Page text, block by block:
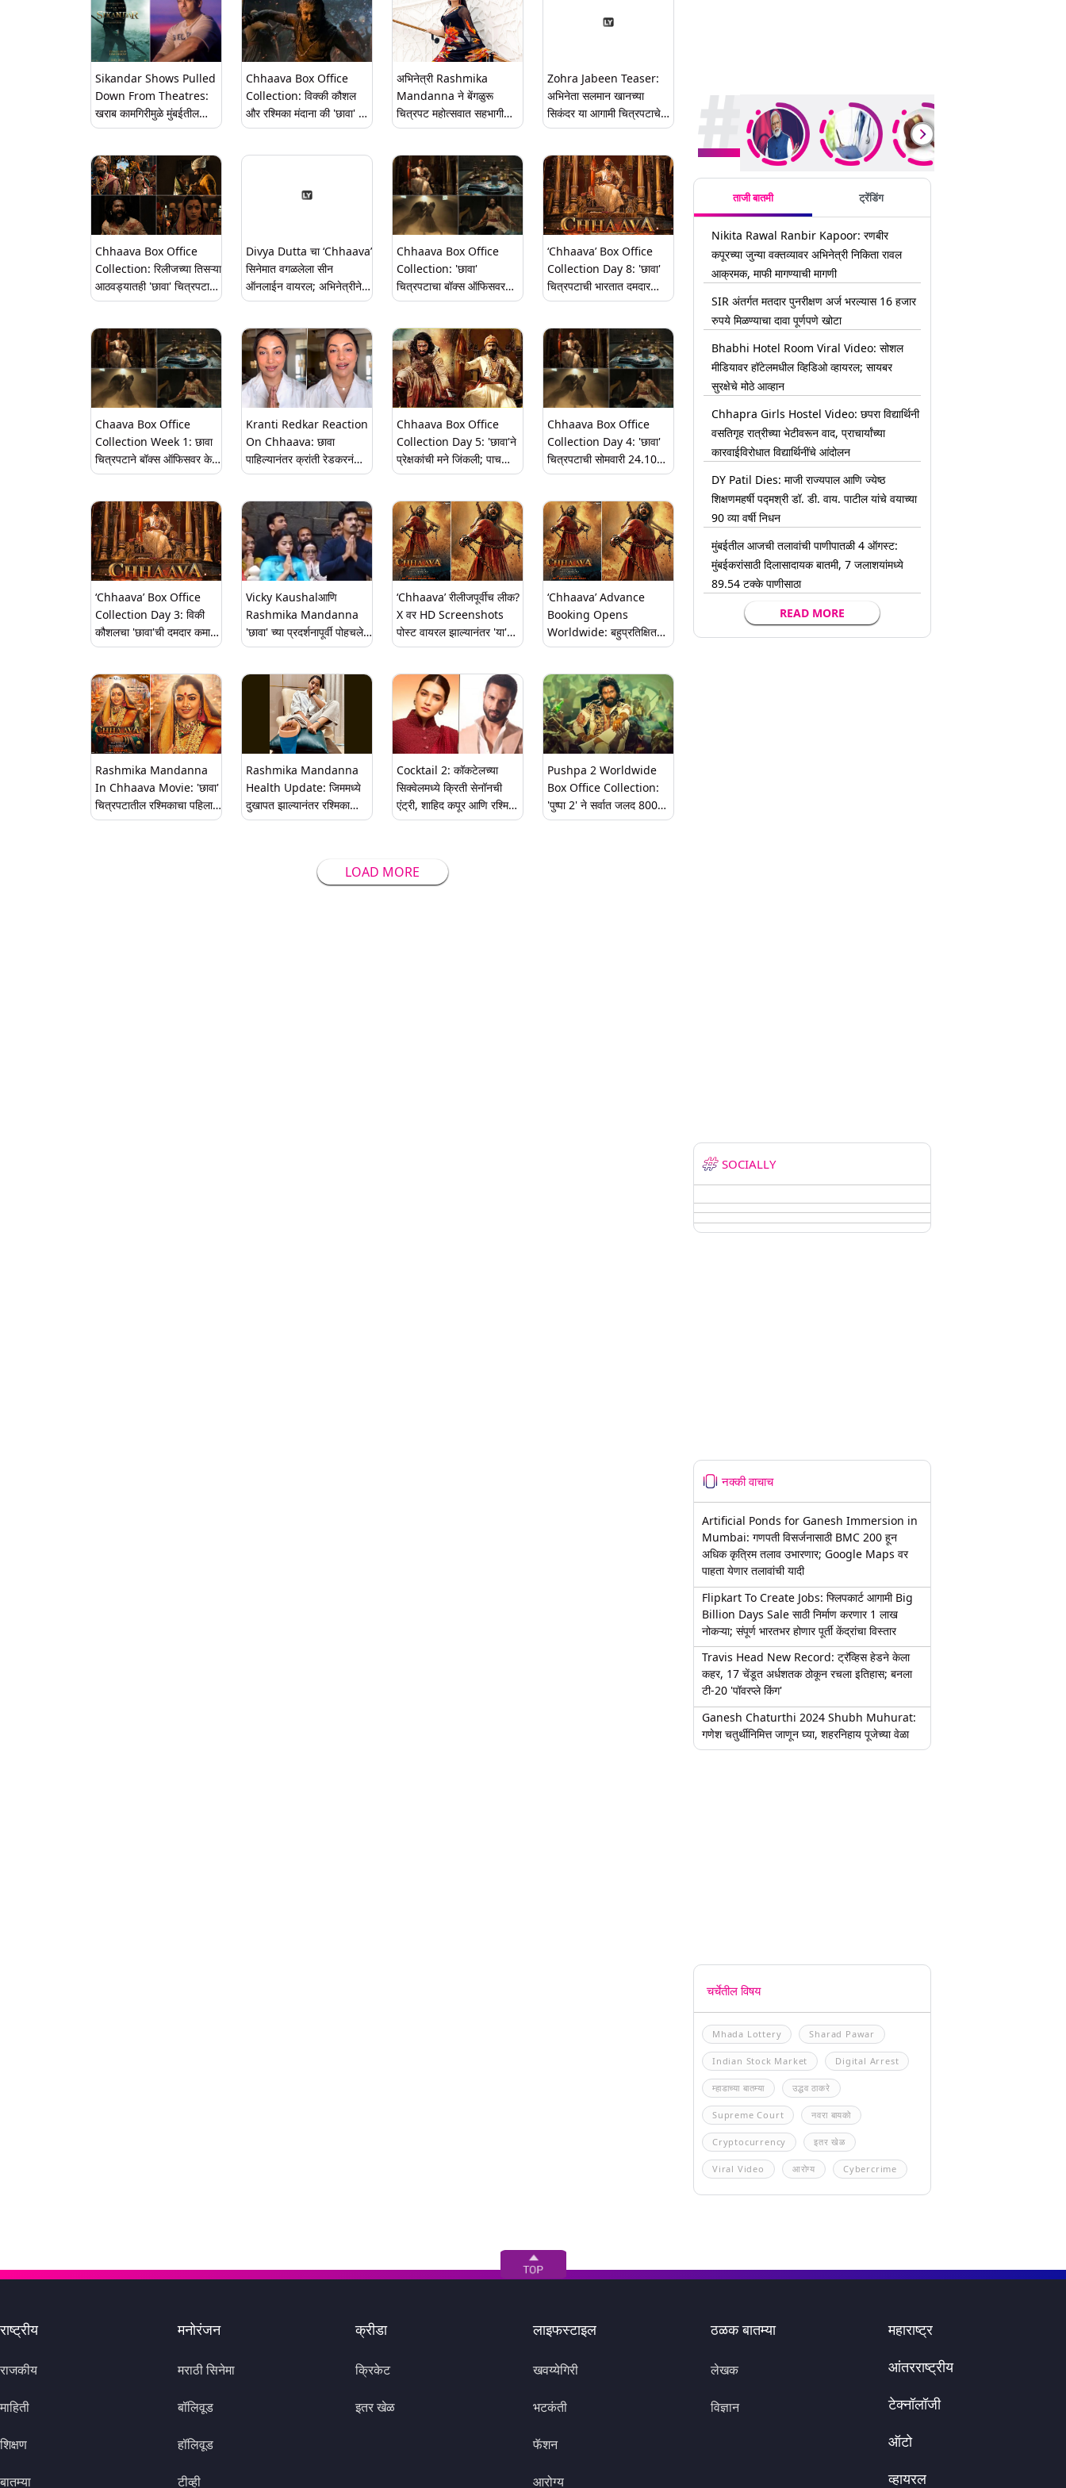
Sikandar Shows Pulled
Down From Theatres:
खराब कामगिरीमुळे मुंबईतील
अनेक थिएटरमधून काढून टाकला
चित्रपट; त्याजागी लावले
Empuraan व गुजराती
चित्रपट
Chhaava Box Office
Collection: विक्की कौशल
और रश्मिका मंदाना की 'छावा' ने
रचला इतिहास, ओलांडला 500
अभिनेत्री Rashmika
Mandanna ने बेंगळुरू
चित्रपट महोत्सवात सहभागी
होण्यास नकार दिल्याचा दावा;
Ganiga यांनी केली टीका
(Video)
Zohra Jabeen Teaser:
अभिनेता सलमान खानच्या
सिकंदर या आगामी चित्रपटाचे
गाणे आज होणार प्रदर्शित
Chhaava Box Office
Collection: रिलीजच्या तिसऱ्या
आठवड्यातही 'छावा' चित्रपटाला
प्रेक्षकांचा जोरदार प्रतिसाद;
Divya Dutta चा ‘Chhaava’
सिनेमात वगळलेला सीन
ऑनलाईन वायरल; अभिनेत्रीने
दिली 'अशी' प्रतिक्रिया
Chhaava Box Office
Collection: 'छावा'
चित्रपटाचा बॉक्स ऑफिसवर
दबदबा कायम, आत्तापर्यंत केली
‘Chhaava’ Box Office
Collection Day 8: 'छावा'
चित्रपटाची भारतात दमदार
कमाई; चित्रपट 250 कोटींच्या
Chaava Box Office
Collection Week 1: छावा
चित्रपटाने बॉक्स ऑफिसवर केली
शानदार कामगिरी, पहिल्याच
कोटींची कमाई
Kranti Redkar Reaction
On Chhaava: छावा
पाहिल्यानंतर क्रांती रेडकरनं
सांगितला अंगावर शहारे आणणारा
एक व्हिडीओ शेअर
Chhaava Box Office
Collection Day 5: 'छावा'ने
प्रेक्षकांची मने जिंकली; पाच
दिवसांत 171.28 कोटींची
Chhaava Box Office
Collection Day 4: 'छावा'
चित्रपटाची सोमवारी 24.10
कोटींची कमाई; आतापर्यंतची
‘Chhaava’ Box Office
Collection Day 3: विकी
कौशलचा 'छावा'ची दमदार कमाई,
भारतात 3 दिवसांत 110 कोटींचा
Vicky Kaushalआणि
Rashmika Mandanna
'छावा' च्या प्रदर्शनापूर्वी पोहचले
शिर्डीत साईबाबांच्या दर्शनाला
‘Chhaava’ रीलीजपूर्वीच लीक?
X वर HD Screenshots
पोस्ट वायरल झाल्यानंतर 'या'
चर्चांना उधाण
‘Chhaava’ Advance
Booking Opens
Worldwide: बहुप्रतिक्षित
‘छावा’ चित्रपटाच्या अ‍ॅडव्हान्स
फेब्रुवारी रोजी चित्रपटगृहात
होणार प्रदर्शित
Rashmika Mandanna
In Chhaava Movie: 'छावा'
चित्रपटातील रश्मिकाचा पहिला
लूक प्रदर्शित, महाराणी येसूबाईची
Rashmika Mandanna
Health Update: जिममध्ये
दुखापत झाल्यानंतर रश्मिका
मंदान्ना आता कशी आहे? सोशल
Cocktail 2: कॉकटेलच्या
सिक्वेलमध्ये क्रिती सेनॉनची
एंट्री, शाहिद कपूर आणि रश्मिका
मंदाना यांच्यासोबत झळकणार
Pushpa 2 Worldwide
Box Office Collection:
'पुष्पा 2' ने सर्वात जलद 800
कोटी रुपयांची कमाई केली, हा
LOAD MORE
ताजी बातमी ट्रेंडिंग
Nikita Rawal Ranbir Kapoor: रणबीर
कपूरच्या जुन्या वक्तव्यावर अभिनेत्री निकिता रावल
आक्रमक, माफी मागण्याची मागणी
SIR अंतर्गत मतदार पुनरीक्षण अर्ज भरल्यास 16 हजार
रुपये मिळण्याचा दावा पूर्णपणे खोटा
Bhabhi Hotel Room Viral Video: सोशल
मीडियावर हॉटेलमधील व्हिडिओ व्हायरल; सायबर
सुरक्षेचे मोठे आव्हान
Chhapra Girls Hostel Video: छपरा विद्यार्थिनी
वसतिगृह रात्रीच्या भेटीवरून वाद, प्राचार्यांच्या
कारवाईविरोधात विद्यार्थिनींचे आंदोलन
DY Patil Dies: माजी राज्यपाल आणि ज्येष्ठ
शिक्षणमहर्षी पद्मश्री डॉ. डी. वाय. पाटील यांचे वयाच्या
90 व्या वर्षी निधन
मुंबईतील आजची तलावांची पाणीपातळी 4 ऑगस्ट:
मुंबईकरांसाठी दिलासादायक बातमी, 7 जलाशयांमध्ये
89.54 टक्के पाणीसाठा
READ MORE
SOCIALLY
नक्की वाचाच
Artificial Ponds for Ganesh Immersion in
Mumbai: गणपती विसर्जनासाठी BMC 200 हून
अधिक कृत्रिम तलाव उभारणार; Google Maps वर
पाहता येणार तलावांची यादी
Flipkart To Create Jobs: फ्लिपकार्ट आगामी Big
Billion Days Sale साठी निर्माण करणार 1 लाख
नोकऱ्या; संपूर्ण भारतभर होणार पूर्ती केंद्रांचा विस्तार
Travis Head New Record: ट्रॅव्हिस हेडने केला
कहर, 17 चेंडूत अर्धशतक ठोकून रचला इतिहास; बनला
टी-20 'पॉवरप्ले किंग'
Ganesh Chaturthi 2024 Shubh Muhurat:
गणेश चतुर्थीनिमित्त जाणून घ्या, शहरनिहाय पूजेच्या वेळा
चर्चेतील विषय
Mhada Lottery Sharad Pawar
Indian Stock Market Digital Arrest
म्हाडाच्या बातम्या उद्धव ठाकरे
Supreme Court नवरा बायको
Cryptocurrency इतर खेळ
Viral Video आरोग्य Cybercrime
राष्ट्रीय
राजकीय
माहिती
शिक्षण
बातम्या
मनोरंजन
मराठी सिनेमा
बॉलिवूड
हॉलिवूड
टीव्ही
क्रीडा
क्रिकेट
इतर खेळ
लाइफस्टाइल
खवय्येगिरी
भटकंती
फॅशन
आरोग्य
ठळक बातम्या
लेखक
विज्ञान
महाराष्ट्र
आंतरराष्ट्रीय
टेक्नॉलॉजी
ऑटो
व्हायरल